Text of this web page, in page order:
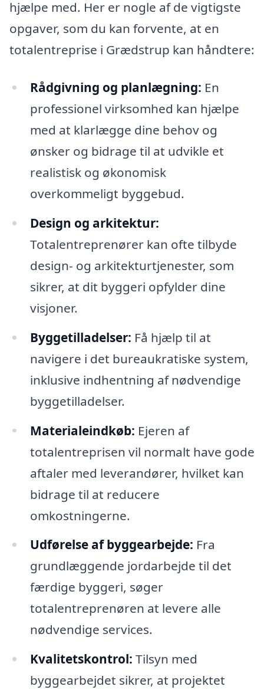
hjælpe med. Her er nogle af de vigtigste
opgaver, som du kan forvente, at en
totalentreprise i Grædstrup kan håndtere:
Rådgivning og planlægning: En
professionel virksomhed kan hjælpe
med at klarlægge dine behov og
ønsker og bidrage til at udvikle et
realistisk og økonomisk
overkommeligt byggebud.
Design og arkitektur:
Totalentreprenører kan ofte tilbyde
design- og arkitekturtjenester, som
sikrer, at dit byggeri opfylder dine
visjoner.
Byggetilladelser: Få hjælp til at
navigere i det bureaukratiske system,
inklusive indhentning af nødvendige
byggetilladelser.
Materialeindkøb: Ejeren af
totalentreprisen vil normalt have gode
aftaler med leverandører, hvilket kan
bidrage til at reducere
omkostningerne.
Udførelse af byggearbejde: Fra
grundlæggende jordarbejde til det
færdige byggeri, søger
totalentreprenøren at levere alle
nødvendige services.
Kvalitetskontrol: Tilsyn med
byggearbejdet sikrer, at projektet